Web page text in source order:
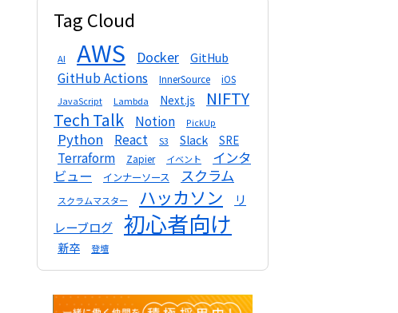
Tag Cloud
AI AWS Docker GitHub
GitHub Actions InnerSource iOS
JavaScript Lambda Next.js
NIFTY
Tech Talk
Notion PickUp
Python React S3 Slack SRE
Terraform Zapier イベント
インタ
ビュー
インナーソース スクラム
スクラムマスター ハッカソン
リ
レーブログ
初心者向け
新卒 登壇